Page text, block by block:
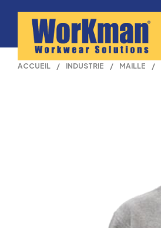
ACCUEIL / INDUSTRIE / MAILLE /